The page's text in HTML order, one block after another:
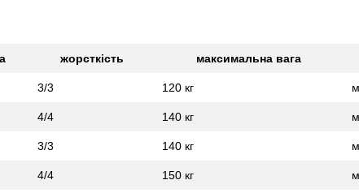
жорсткість максимальна вага
3/3 120 кг
4/4 140 кг
3/3 140 кг
4/4 150 кг